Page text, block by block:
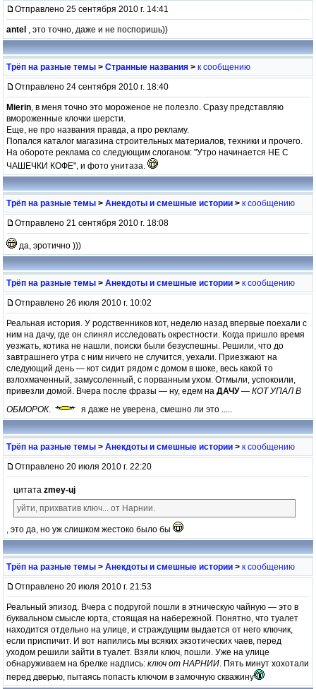
Отправлено 25 сентября 2010 г. 14:41
antel , это точно, даже и не поспоришь))
Трёп на разные темы > Странные названия > к сообщению
Отправлено 24 сентября 2010 г. 18:40
Mierin, в меня точно это мороженое не полезло. Сразу представляю
вмороженные клочки шерсти.
Еще, не про названия правда, а про рекламу.
Попался каталог магазина строительных материалов, техники и прочего.
На обороте реклама со следующим слоганом: "Утро начинается НЕ С
ЧАШЕЧКИ КОФЕ", и фото унитаза.
Трёп на разные темы > Анекдоты и смешные истории > к сообщению
Отправлено 21 сентября 2010 г. 18:08
да, эротично )))
Трёп на разные темы > Анекдоты и смешные истории > к сообщению
Отправлено 26 июля 2010 г. 10:02
Реальная история. У родственников кот, неделю назад впервые поехали с
ним на дачу, где он слинял исследовать окрестности. Когда пришло время
уезжать, котика не нашли, поиски были безуспешны. Решили, что до
завтрашнего утра с ним ничего не случится, уехали. Приезжают на
следующий день — кот сидит рядом с домом в шоке, весь какой то
взлохмаченный, замусоленный, с порванным ухом. Отмыли, успокоили,
привезли домой. Вчера после фразы — ну, едем на ДАЧУ— КОТ УПАЛ В
ОБМОРОК. я даже не уверена, смешно ли это .....
Трёп на разные темы > Анекдоты и смешные истории > к сообщению
Отправлено 20 июля 2010 г. 22:20
цитата zmey-uj
уйти, прихватив ключ... от Нарнии.
, это да, но уж слишком жестоко было бы
Трёп на разные темы > Анекдоты и смешные истории > к сообщению
Отправлено 20 июля 2010 г. 21:53
Реальный эпизод. Вчера с подругой пошли в этническую чайную — это в
буквальном смысле юрта, стоящая на набережной. Понятно, что туалет
находится отдельно на улице, и страждущим выдается от него ключик,
если приспичит. И вот напились мы всяких экзотических чаев, перед
уходом решили зайти в туалет. Взяли ключ, пошли. Уже на улице
обнаруживаем на брелке надпись: ключ от НАРНИИ. Пять минут хохотали
перед дверью, пытаясь попасть ключом в замочную скважину